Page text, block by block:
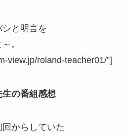
と明言を
。
view.jp/roland-teacher01/”]
の番組感想
からしていた